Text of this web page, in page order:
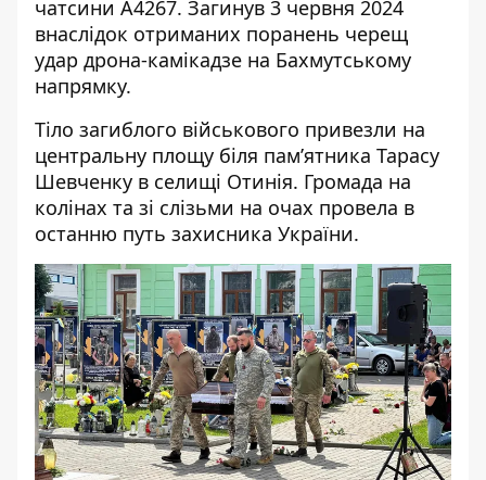
чатсини А4267. Загинув 3 червня 2024
внаслідок отриманих поранень черещ
удар дрона-камікадзе на Бахмутському
напрямку.
Тіло загиблого військового привезли на
центральну площу біля памʼятника Тарасу
Шевченку в селищі Отинія. Громада на
колінах та зі слізьми на очах провела в
останню путь захисника України.